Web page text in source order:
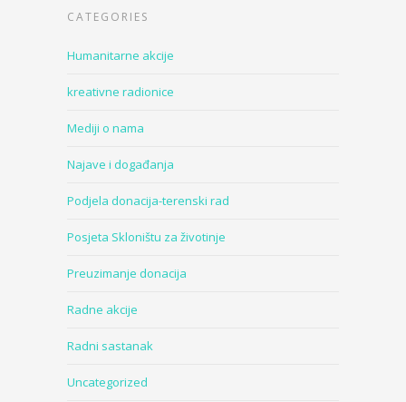
CATEGORIES
Humanitarne akcije
kreativne radionice
Mediji o nama
Najave i događanja
Podjela donacija-terenski rad
Posjeta Skloništu za životinje
Preuzimanje donacija
Radne akcije
Radni sastanak
Uncategorized